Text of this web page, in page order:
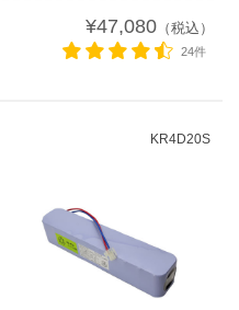
¥47,080（税込）
24件
KR4D20S